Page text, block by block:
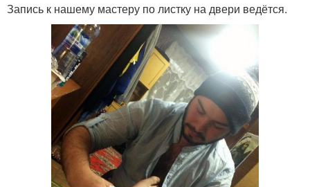
Запись к нашему мастеру по листку на двери ведётся.